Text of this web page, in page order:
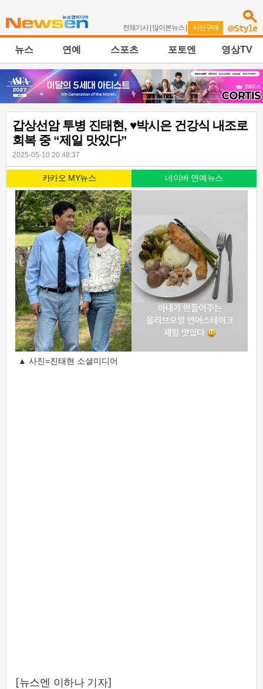
전체기사| 많이본뉴스 | 사진구매
뉴스 연예 스포츠 포토엔 영상TV
갑상선암 투병 진태현, ♥박시은 건강식 내조로
회복 중 “제일 맛있다”
2025-05-10 20:48:37
카카오 MY뉴스 네이버 연예뉴스
▲ 사진=진태현 소셜미디어
[뉴스엔 이하나 기자]